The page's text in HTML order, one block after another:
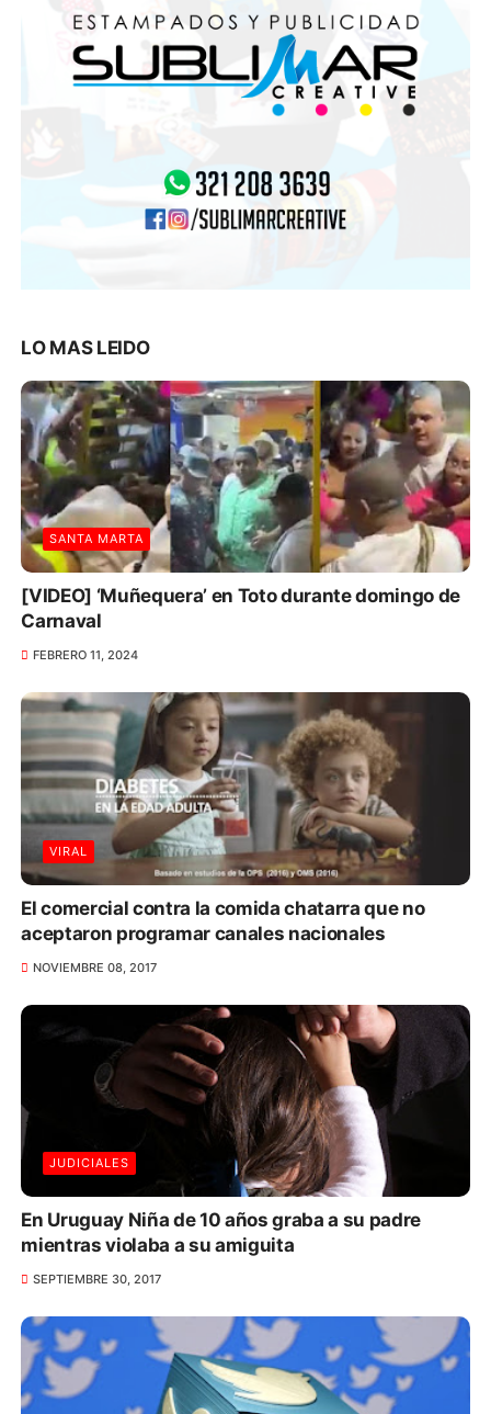
LO MAS LEIDO
SANTA MARTA
[VIDEO] ‘Muñequera’ en Toto durante domingo de
Carnaval
FEBRERO 11, 2024
VIRAL
El comercial contra la comida chatarra que no
aceptaron programar canales nacionales
NOVIEMBRE 08, 2017
JUDICIALES
En Uruguay Niña de 10 años graba a su padre
mientras violaba a su amiguita
SEPTIEMBRE 30, 2017